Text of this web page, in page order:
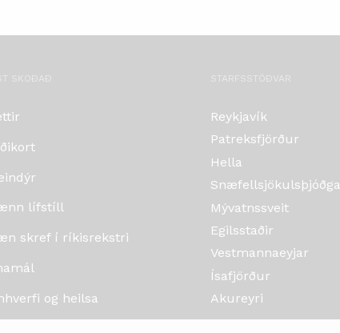
SKOÐAÐ
lífstíll
skref í ríkisrekstri
og heilsa
STARFSSTÖÐVAR
Reykjavík
Patreksfjörður
Hella
Mývatnssveit
Egilsstaðir
Vestmannaeyjar
Ísafjörður
Akureyri